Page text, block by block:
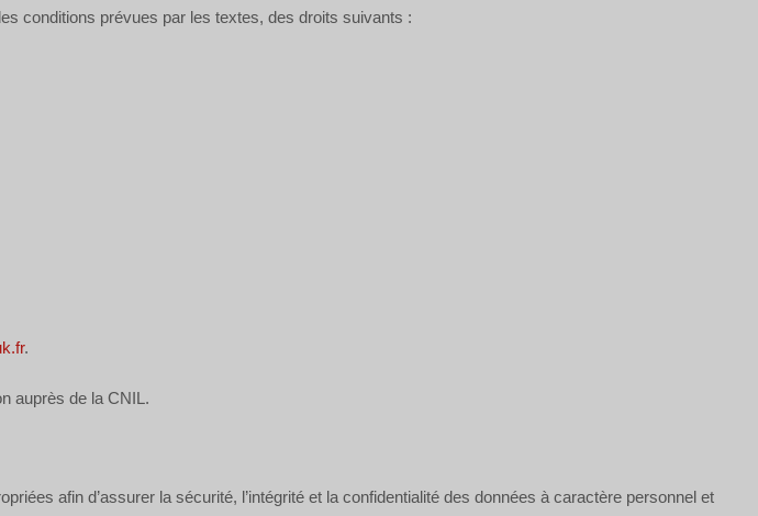
conditions prévues par les textes, des droits suivants :
.
auprès de la CNIL.
afin d’assurer la sécurité, l’intégrité et la confidentialité des données à caractère personnel et